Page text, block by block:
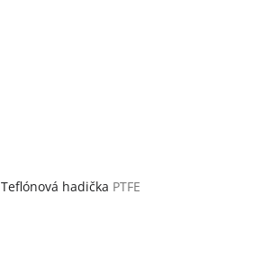
Teflónová hadička PTFE